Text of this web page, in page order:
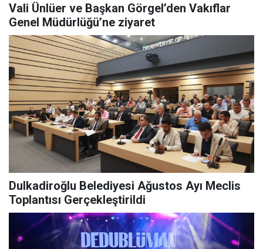
Vali Ünlüer ve Başkan Görgel’den Vakıflar
Genel Müdürlüğü’ne ziyaret
Dulkadiroğlu Belediyesi Ağustos Ayı Meclis
Toplantısı Gerçekleştirildi